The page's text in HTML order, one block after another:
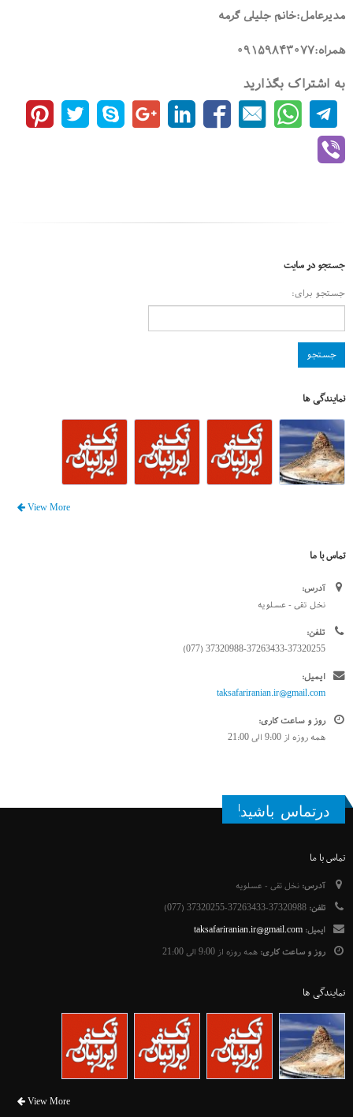
مدیرعامل:خانم جلیلی گرمه
همراه:۰۹۱۵۹۸۴۳۰۷۷
به اشتراک بگذارید
جستجو در سایت
جستجو برای:
نمایندگی ها
View More
تماس با ما
آدرس:
نخل تقی - عسلویه
تلفن:
37320988-37263433-37320255 (077)
ایمیل:
taksafariranian.ir@gmail.com
روز و ساعت کاری:
همه روزه از 9:00 الی 21:00
درتماس باشید!
تماس با ما
آدرس: نخل تقی - عسلویه
تلفن: 37320988-37263433-37320255 (077)
ایمیل: taksafariranian.ir@gmail.com
روز و ساعت کاری: همه روزه از 9:00 الی 21:00
نمایندگی ها
View More